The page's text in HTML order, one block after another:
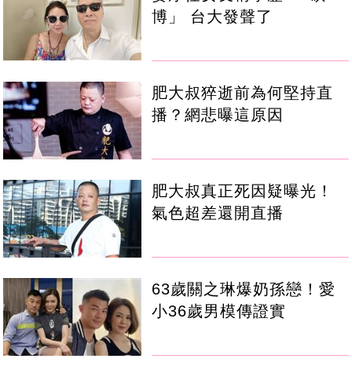
博」 台大發聲了
肥大叔猝逝前為何堅持直
播？網悲曝這原因
肥大叔真正死因疑曝光！
氣色超差還開直播
63歲關之琳爆奶孫戀！愛
小36歲男模傳證實